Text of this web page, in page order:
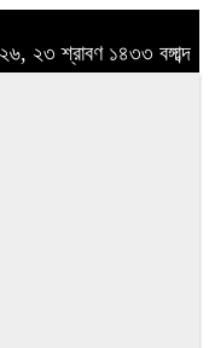
২৩ শ্রাবণ ১৪৩৩ বঙ্গাব্দ